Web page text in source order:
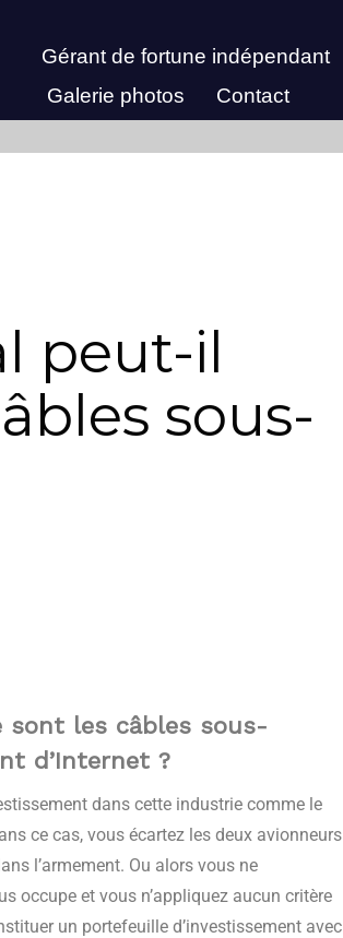
Gérant de fortune indépendant
Galerie photos
Contact
peut-il
sous-
sont les câbles sous-
d’Internet ?
dans cette industrie comme le
ce cas, vous écartez les deux avionneurs
l’armement. Ou alors vous ne
occupe et vous n’appliquez aucun critère
un portefeuille d’investissement avec